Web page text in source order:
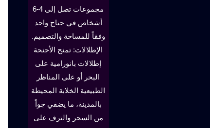
مجموعات تصل إلى 4-6
أشخاص في جناح واحد
وفقاً للمساحة والتصميم.
الإطلالات: تمنح الأجنحة
إطلالات بانورامية على
البحر أو على المناظر
الطبيعية الخلابة المحيطة
بالمدينة، ما يضفي جواً
من السحر والترف على